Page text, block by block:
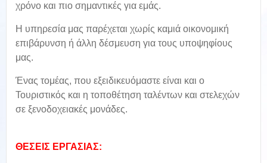
χρόνο και πιο σημαντικές για εμάς.
H υπηρεσία μας παρέχεται χωρίς καμιά οικονομική
επιβάρυνση ή άλλη δέσμευση για τους υποψηφίους
μας.
Ένας τομέας, που εξειδικευόμαστε είναι και ο
Τουριστικός και η τοποθέτηση ταλέντων και στελεχών
σε ξενοδοχειακές μονάδες.
ΘΕΣΕΙΣ ΕΡΓΑΣΙΑΣ: